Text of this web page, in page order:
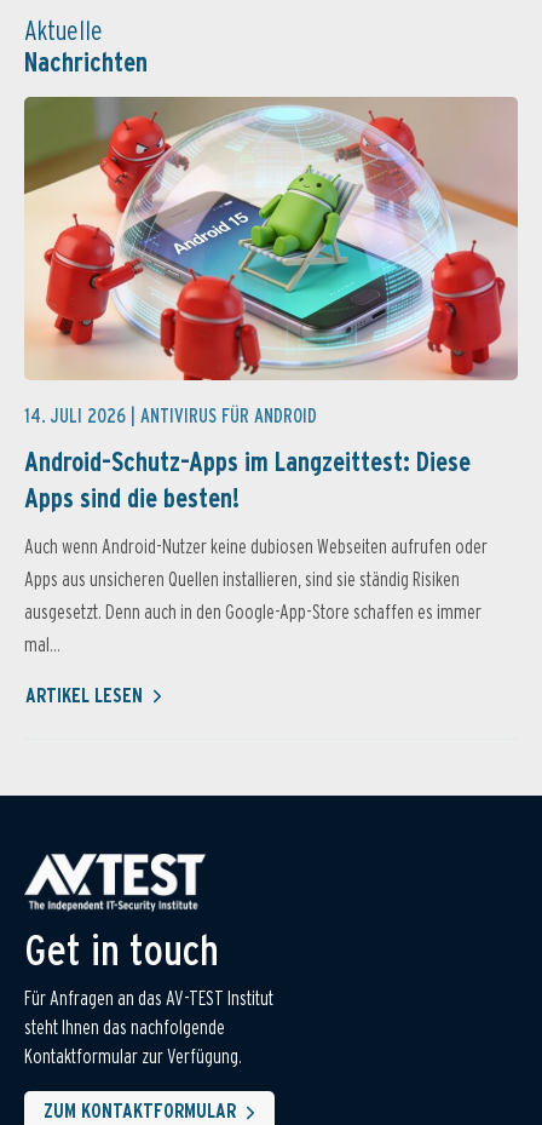
Aktuelle
Nachrichten
14. JULI 2026 | ANTIVIRUS FÜR ANDROID
Android-Schutz-Apps im Langzeittest: Diese
Apps sind die besten!
Auch wenn Android-Nutzer keine dubiosen Webseiten aufrufen oder
Apps aus unsicheren Quellen installieren, sind sie ständig Risiken
ausgesetzt. Denn auch in den Google-App-Store schaffen es immer
mal...
ARTIKEL LESEN
Get in touch
Für Anfragen an das AV-TEST Institut
steht Ihnen das nachfolgende
Kontaktformular zur Verfügung.
ZUM KONTAKTFORMULAR